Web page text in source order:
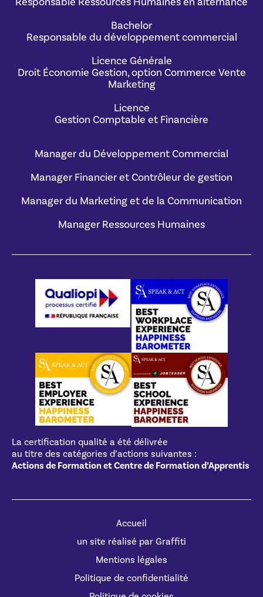
Bachelor
Responsable du développement commercial
Licence Générale
Droit Économie Gestion, option Commerce Vente
Marketing
Licence
Gestion Comptable et Financière
Manager du Développement Commercial
Manager Financier et Contrôleur de gestion
Manager du Marketing et de la Communication
Manager Ressources Humaines
La certification qualité a été délivrée
au titre des catégories d’actions suivantes :
Actions de Formation et Centre de Formation d’Apprentis
Accueil
un site réalisé par Graffiti
Mentions légales
Politique de confidentialité